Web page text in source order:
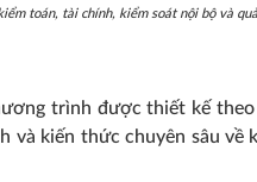
toán, tài chính, kiểm soát nội bộ và
trình được thiết kế
và kiến thức chuyên sâu về